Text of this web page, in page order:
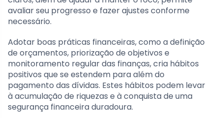
avaliar seu progresso e fazer ajustes conforme
necessário.
Adotar boas práticas financeiras, como a definição
de orçamentos, priorização de objetivos e
monitoramento regular das finanças, cria hábitos
positivos que se estendem para além do
pagamento das dívidas. Estes hábitos podem levar
à acumulação de riquezas e à conquista de uma
segurança financeira duradoura.